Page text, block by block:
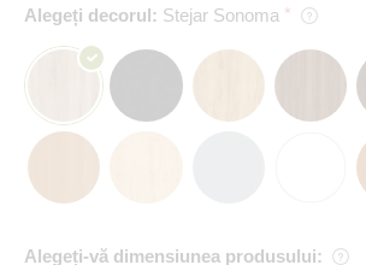
Alegeți decorul: Stejar Sonoma
Alegeți-vă dimensiunea produsului: